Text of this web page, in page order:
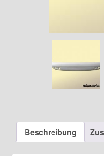
Beschreibung